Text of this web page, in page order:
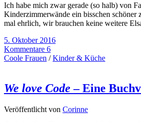
Ich habe mich zwar gerade (so halb) von
Kinderzimmerwände ein bisschen
mal ehrlich, wir brauchen keine weitere
5. Oktober 2016
Kommentare 6
Coole Frauen /Kinder & Küche
We love Code – Eine
Veröffentlicht von Corinne